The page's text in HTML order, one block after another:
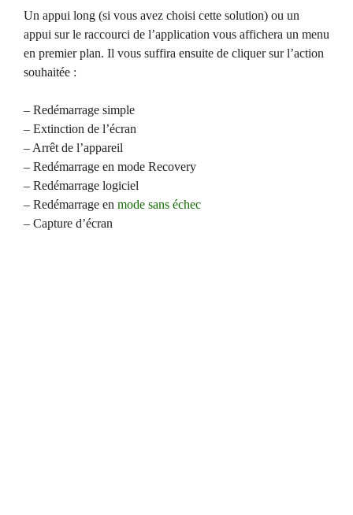
Un appui long (si vous avez choisi cette solution) ou un
appui sur le raccourci de l’application vous affichera un menu
en premier plan. Il vous suffira ensuite de cliquer sur l’action
souhaitée :
– Redémarrage simple
– Extinction de l’écran
– Arrêt de l’appareil
– Redémarrage en mode Recovery
– Redémarrage logiciel
– Redémarrage en mode sans échec
– Capture d’écran